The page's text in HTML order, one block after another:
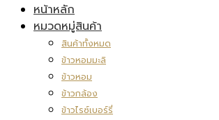
หน้าหลัก
หมวดหมู่สินค้า
สินค้าทั้งหมด
ข้าวหอมมะลิ
ข้าวหอม
ข้าวกล้อง
ข้าวไรซ์เบอร์รี่